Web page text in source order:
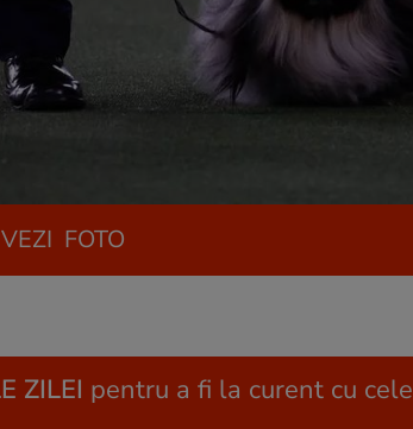
VEZI FOTO
ZILEI pentru a fi la curent cu cele